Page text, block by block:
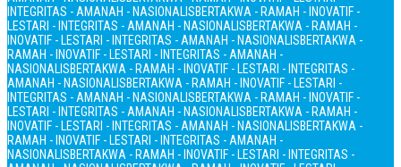
INTEGRITAS - AMANAH - NASIONALISBERTAKWA - RAMAH - INOVATIF -
LESTARI - INTEGRITAS - AMANAH - NASIONALISBERTAKWA - RAMAH -
INOVATIF - LESTARI - INTEGRITAS - AMANAH - NASIONALISBERTAKWA -
RAMAH - INOVATIF - LESTARI - INTEGRITAS - AMANAH -
NASIONALISBERTAKWA - RAMAH - INOVATIF - LESTARI - INTEGRITAS -
AMANAH - NASIONALISBERTAKWA - RAMAH - INOVATIF - LESTARI -
INTEGRITAS - AMANAH - NASIONALISBERTAKWA - RAMAH - INOVATIF -
LESTARI - INTEGRITAS - AMANAH - NASIONALISBERTAKWA - RAMAH -
INOVATIF - LESTARI - INTEGRITAS - AMANAH - NASIONALISBERTAKWA -
RAMAH - INOVATIF - LESTARI - INTEGRITAS - AMANAH -
NASIONALISBERTAKWA - RAMAH - INOVATIF - LESTARI - INTEGRITAS -